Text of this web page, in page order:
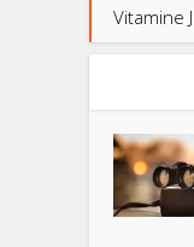
Vitamine J